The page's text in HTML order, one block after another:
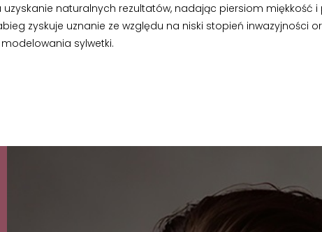
uzyskanie naturalnych rezultatów, nadając piersiom miękkość i
zyskuje uznanie ze względu na niski stopień inwazyjności
sylwetki.